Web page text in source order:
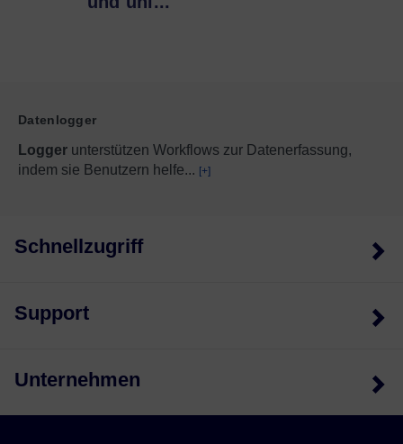
Datenlogger
Logger unterstützen Workflows zur Datenerfassung,
indem sie Benutzern helfe... [+]
Schnellzugriff
Support
Unternehmen